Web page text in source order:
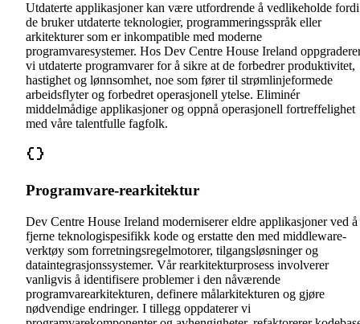
Utdaterte applikasjoner kan være utfordrende å vedlikeholde fordi
de bruker utdaterte teknologier, programmeringsspråk eller
arkitekturer som er inkompatible med moderne
programvaresystemer. Hos Dev Centre House Ireland
vi utdaterte programvarer for å sikre at de forbedrer produktivitet,
hastighet og lønnsomhet, noe som fører til strømlinjeformede
arbeidsflyter og forbedret operasjonell ytelse. Eliminér
middelmådige applikasjoner og oppnå operasjonell fortreffelighet
med våre talentfulle fagfolk.
Programvare-rearkitektur
Dev Centre House Ireland moderniserer eldre applikasjoner ved å
fjerne teknologispesifikk kode og erstatte den med middleware-
verktøy som forretningsregelmotorer, tilgangsløsninger og
dataintegrasjonssystemer. Vår rearkitekturprosess involverer
vanligvis å identifisere problemer i den nåværende
programvarearkitekturen, definere målarkitekturen og gjøre
nødvendige endringer. I tillegg oppdaterer vi